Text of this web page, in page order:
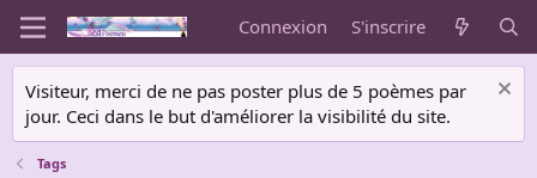
Connexion S'inscrire
Visiteur, merci de ne pas poster plus de 5 poèmes par
jour. Ceci dans le but d'améliorer la visibilité du site.
Tags